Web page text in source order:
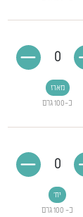
כ-100 גרם
מארז
0
כ- 100 גרם
יח'
0